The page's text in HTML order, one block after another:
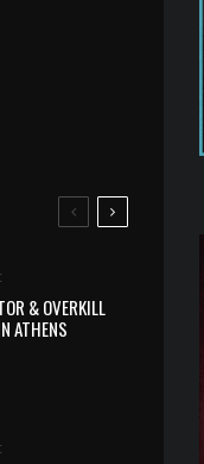
& OVERKILL
ATHENS